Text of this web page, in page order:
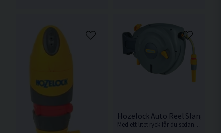
Hozelock Auto Reel
Med ett litet ryck får du sedan skiktningsmekanismen att sakta och prydligt vinda upp slangen igen, utan veck eller knutar som kräver arbete.